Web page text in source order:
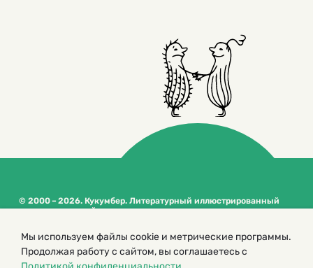
© 2000 – 2026. Кукумбер. Литературный иллюстрированный
журнал для детей
сайта
Политика конфиденциальности
Мы используем файлы cookie и метрические программы.
Продолжая работу с сайтом, вы соглашаетесь с